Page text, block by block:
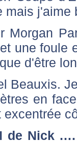
mais j'aime
Morgan
une foule
d'être
Beauxis.
en
excentrée
de Nick